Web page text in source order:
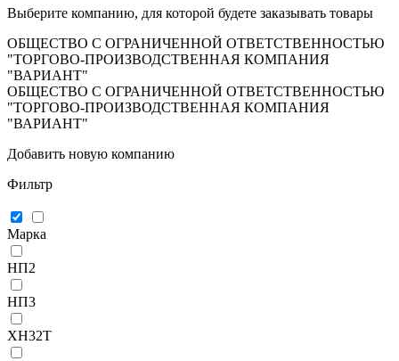
Выберите компанию, для которой будете заказывать товары
ОБЩЕСТВО С ОГРАНИЧЕННОЙ ОТВЕТСТВЕННОСТЬЮ
"ТОРГОВО-ПРОИЗВОДСТВЕННАЯ КОМПАНИЯ
"ВАРИАНТ"
ОБЩЕСТВО С ОГРАНИЧЕННОЙ ОТВЕТСТВЕННОСТЬЮ
"ТОРГОВО-ПРОИЗВОДСТВЕННАЯ КОМПАНИЯ
"ВАРИАНТ"
Добавить новую компанию
Фильтр
Марка
НП2
НП3
ХН32Т